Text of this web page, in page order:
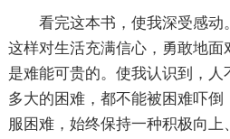
看完这本书，使我深受感
这样对生活充满信心，勇敢地面
是难能可贵的。使我认识到，人
多大的困难，都不能被困难吓
服困难，始终保持一种积极向